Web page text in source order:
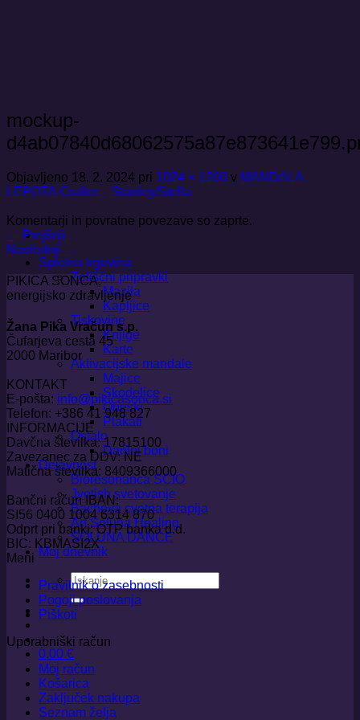
Spletna trgovina
Zeliščni pripravki
Mazila
Kapljice
Tiskovine
Knjige
Karte
Aktivacijske mandale
Majice
Skodelice
Obeski
Plakati
Ostalo
Darilni boni
Dejavnost
Bioresonanca SCIO
Jyotish svetovanje
Bachova cvetna terapija
Art Soluna Healing
SOLUNA DANCE
Moj dnevnik
Išči:
0,00 €
mockup-
Objavljeno 18. 2. 2024 pri 1024 × 1200 v MANDALA
LEPOTA Crafter – Stanley/Stella
Komentarji in povratne povezave so zaprte.
← Prejšnji
Naslednji →
PIKICA SONCA,
energijsko zdravljenje
Žana Pika Vračun s.p.
Čufarjeva cesta 45
2000 Maribor
KONTAKT
E-pošta: info@pikicasonca.si
Telefon: +386 41 948 827
INFORMACIJE
Davčna številka: 17815100
Zavezanec za DDV: NE
Matična številka: 8409366000
Bančni račun IBAN:
SI56 0400 1004 6314 870
Odprt pri banki: OTP banka d.d.
BIC: KBMASI2X
Meni
Pravilnik o zasebnosti
Pogoji poslovanja
Piškoti
Uporabniški račun
Moj račun
Košarica
Zaključek nakupa
Seznam želja